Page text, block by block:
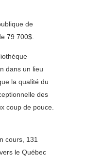
de
79 700$.
dans un lieu
la qualité du
des
coup de pouce.
cours, 131
le Québec